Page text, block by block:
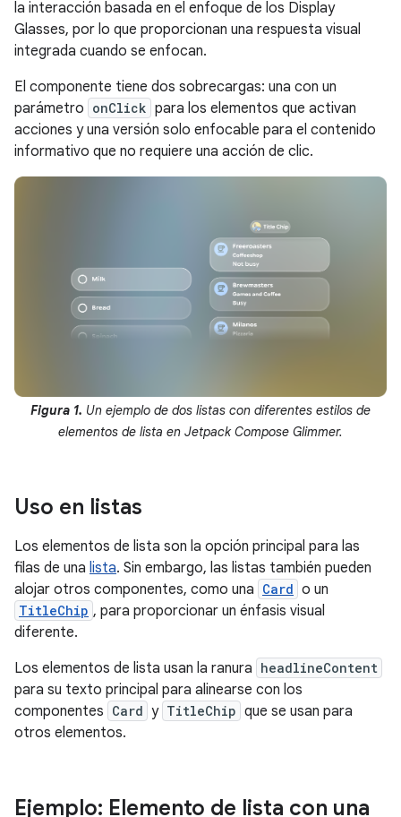
la interacción basada en el enfoque de los Display
Glasses, por lo que proporcionan una respuesta visual
integrada cuando se enfocan.
El componente tiene dos sobrecargas: una con un
parámetro onClick para los elementos que activan
acciones y una versión solo enfocable para el contenido
informativo que no requiere una acción de clic.
Figura 1. Un ejemplo de dos listas con diferentes estilos de
elementos de lista en Jetpack Compose Glimmer.
Uso en listas
Los elementos de lista son la opción principal para las
filas de una lista. Sin embargo, las listas también pueden
alojar otros componentes, como una Card o un
TitleChip , para proporcionar un énfasis visual
diferente.
Los elementos de lista usan la ranura headlineContent
para su texto principal para alinearse con los
componentes Card y TitleChip que se usan para
otros elementos.
Ejemplo: Elemento de lista con una